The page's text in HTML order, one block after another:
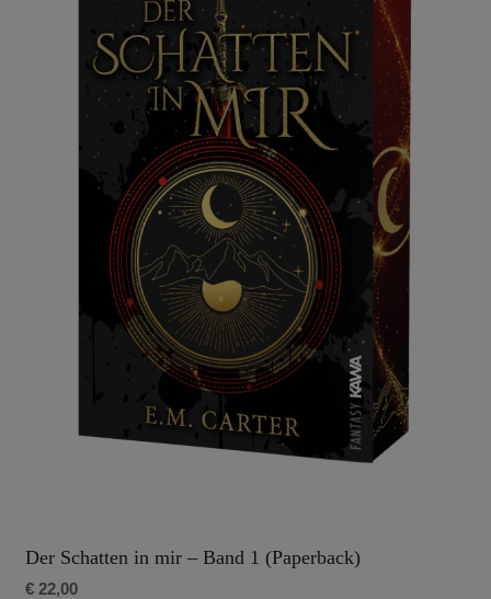
Der Schatten in mir – Band 1 (Paperback)
€22,00